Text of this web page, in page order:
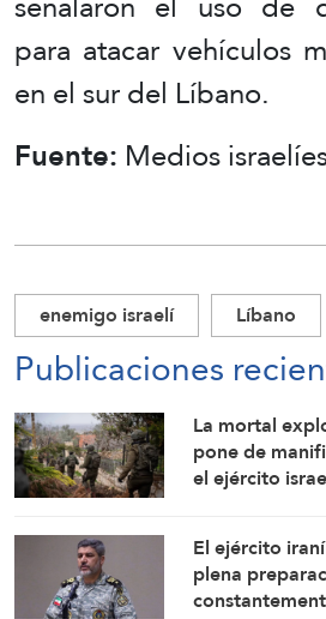
para atacar vehículos
en el sur del Líbano.
Fuente: Medios
enemigo israelí Líbano
Publicaciones
La mortal
pone de
el ejército
identificar las
El ejército
plena